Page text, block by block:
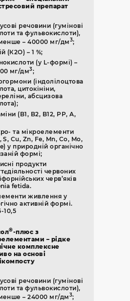
препарат
речовини (гумінові
та фульвокислоти),
– 40000 мг/дм3;
(К2О) – 1 %;
(у L-формі) –
мг/дм3;
(індолілоцтова
цитокініни,
абсцизова
(B1, B2, B12, PP, A,
та мікроелементи
S, Cu, Zn, Fe, Mn, Co, Mo,
у природній органічно
формі;
продукти
червоних
черв’яків
fetida.
живлення у
активній формі.
10,5
®-плюс з
– рідке
комплексне
на основі
речовини (гумінові
та фульвокислоти),
– 24000 мг/дм3;